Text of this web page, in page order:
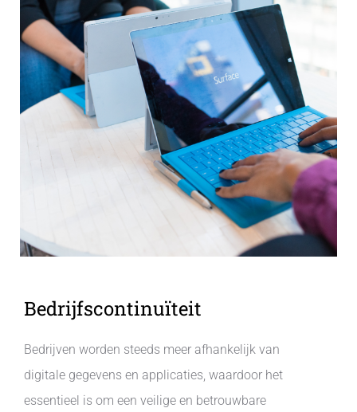
Bedrijfscontinuïteit
Bedrijven worden steeds meer afhankelijk van
digitale gegevens en applicaties, waardoor het
essentieel is om een veilige en betrouwbare